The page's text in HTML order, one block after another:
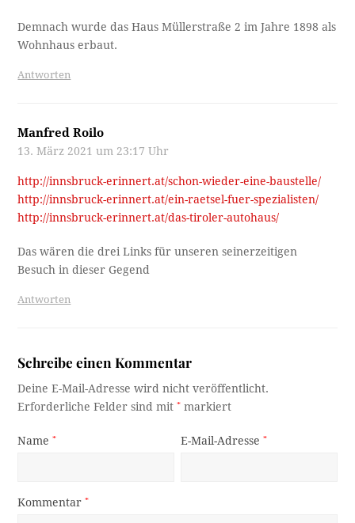
Demnach wurde das Haus Müllerstraße 2 im Jahre 1898 als
Wohnhaus erbaut.
Antworten
Manfred Roilo
13. März 2021 um 23:17 Uhr
http://innsbruck-erinnert.at/schon-wieder-eine-baustelle/
http://innsbruck-erinnert.at/ein-raetsel-fuer-spezialisten/
http://innsbruck-erinnert.at/das-tiroler-autohaus/
Das wären die drei Links für unseren seinerzeitigen
Besuch in dieser Gegend
Antworten
Schreibe einen Kommentar
Deine E-Mail-Adresse wird nicht veröffentlicht.
Erforderliche Felder sind mit* markiert
Name* E-Mail-Adresse*
Kommentar*